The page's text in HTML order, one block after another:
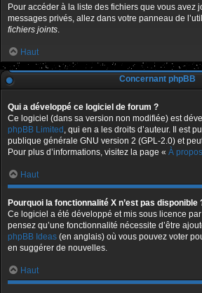
Pour accéder à la liste des fichiers que vous avez
messages privés, allez dans votre panneau de
fichiers joints.
Haut
Concernant phpBB
Qui a développé ce logiciel de forum ?
Ce logiciel (dans sa version non modifiée) est
phpBB Limited , qui en a les droits d’auteur. Il est
publique générale GNU version 2 (GPL-2.0) et
Pour plus d’informations, visitez la page « À
Haut
Pourquoi la fonctionnalité X n’est pas disponible
Ce logiciel a été développé et mis sous licence
pensez qu’une fonctionnalité nécessite d’être
phpBB Ideas (en anglais) où vous pouvez voter
en suggérer de nouvelles.
Haut